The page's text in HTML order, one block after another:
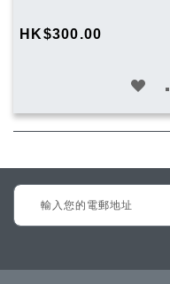
HK$300.00
車
入
Sign
Up